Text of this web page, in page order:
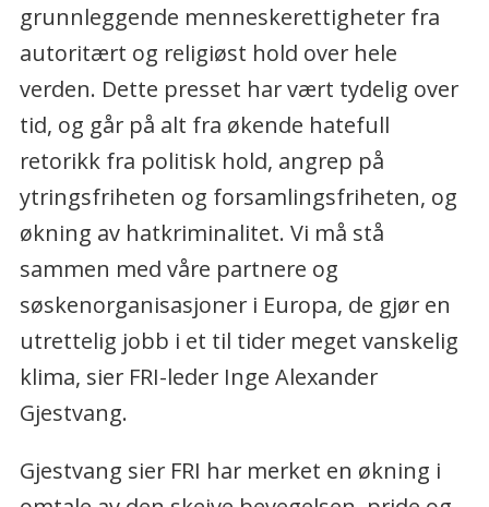
grunnleggende menneskerettigheter fra
autoritært og religiøst hold over hele
verden. Dette presset har vært tydelig over
tid, og går på alt fra økende hatefull
retorikk fra politisk hold, angrep på
ytringsfriheten og forsamlingsfriheten, og
økning av hatkriminalitet. Vi må stå
sammen med våre partnere og
søskenorganisasjoner i Europa, de gjør en
utrettelig jobb i et til tider meget vanskelig
klima, sier FRI-leder Inge Alexander
Gjestvang.
Gjestvang sier FRI har merket en økning i